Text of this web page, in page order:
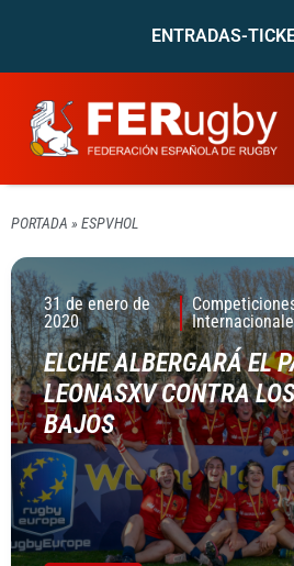
ENTRADAS-
PORTADA » ESPVHOL
31 de enero de
2020
ELCHE ALBERGARÁ EL
LEONASXV CONTRA
BAJOS